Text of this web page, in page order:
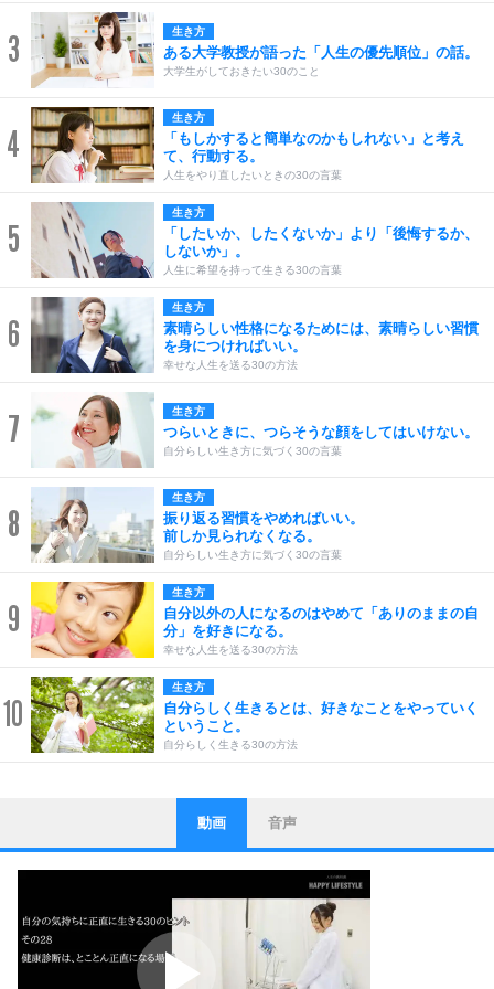
3 生き方
ある大学教授が語った「人生の優先順位」の話。
大学生がしておきたい30のこと
4
生き方
「もしかすると簡単なのかもしれない」と考え
て、行動する。
人生をやり直したいときの30の言葉
5
生き方
「したいか、したくないか」より「後悔するか、
しないか」。
人生に希望を持って生きる30の言葉
6
生き方
素晴らしい性格になるためには、素晴らしい習慣
を身につければいい。
幸せな人生を送る30の方法
7 生き方
つらいときに、つらそうな顔をしてはいけない。
自分らしい生き方に気づく30の言葉
8
生き方
振り返る習慣をやめればいい。
前しか見られなくなる。
自分らしい生き方に気づく30の言葉
9
生き方
自分以外の人になるのはやめて「ありのままの自
分」を好きになる。
幸せな人生を送る30の方法
10
生き方
自分らしく生きるとは、好きなことをやっていく
ということ。
自分らしく生きる30の方法
1
ストレス対策
他人と比べない。
いっそのこと、他人を見ない。
いらいらしない人になる30の方法
ポジティブになれない原因は、行動しないから。
ポジティブ思考になる30の方法
動画 音声